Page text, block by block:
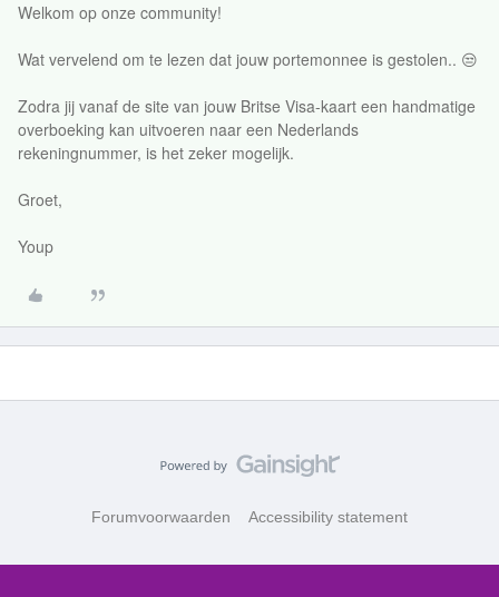
Welkom op onze community!
Wat vervelend om te lezen dat jouw portemonnee is gestolen.. 😒
Zodra jij vanaf de site van jouw Britse Visa-kaart een handmatige
overboeking kan uitvoeren naar een Nederlands
rekeningnummer, is het zeker mogelijk.
Groet,
Youp
Forumvoorwaarden Accessibility statement